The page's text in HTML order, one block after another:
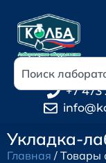
+7 473
Укладка-
Главная / Товары